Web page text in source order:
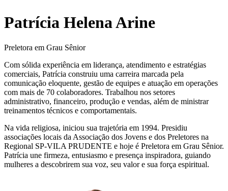
Patrícia Helena Arine
Preletora em Grau Sênior
Com sólida experiência em liderança, atendimento e estratégias
comerciais, Patrícia construiu uma carreira marcada pela
comunicação eloquente, gestão de equipes e atuação em operações
com mais de 70 colaboradores. Trabalhou nos setores
administrativo, financeiro, produção e vendas, além de ministrar
treinamentos técnicos e comportamentais.
Na vida religiosa, iniciou sua trajetória em 1994. Presidiu
associações locais da Associação dos Jovens e dos Preletores na
Regional SP-VILA PRUDENTE e hoje é Preletora em Grau Sênior.
Patrícia une firmeza, entusiasmo e presença inspiradora, guiando
mulheres a descobrirem sua voz, seu valor e sua força espiritual.